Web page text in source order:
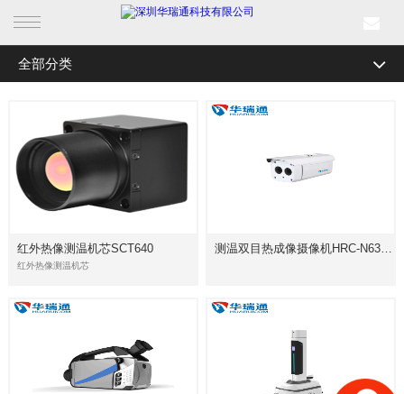
首页
行业产品
解决方案
成功案例
全部分类
红外热像测温机芯SCT640
红外热像测温机芯
测温双目热成像摄像机HRC-N6300系列